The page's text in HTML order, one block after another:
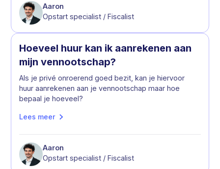
Aaron
Opstart specialist / Fiscalist
Hoeveel huur kan ik aanrekenen aan
mijn vennootschap?
Als je privé onroerend goed bezit, kan je hiervoor
huur aanrekenen aan je vennootschap maar hoe
bepaal je hoeveel?
Lees meer
Aaron
Opstart specialist / Fiscalist